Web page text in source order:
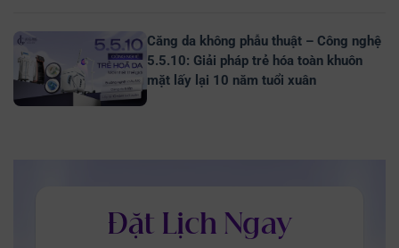
Căng da không phẫu thuật – Công nghệ
5.5.10: Giải pháp trẻ hóa toàn khuôn
mặt lấy lại 10 năm tuổi xuân
Đặt Lịch Ngay